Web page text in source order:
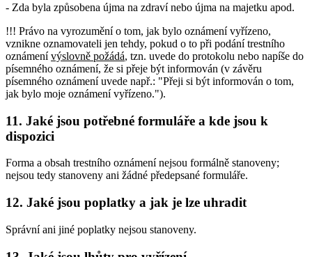
- Zda byla způsobena újma na zdraví nebo újma na majetku apod.
!!! Právo na vyrozumění o tom, jak bylo oznámení vyřízeno,
vznikne oznamovateli jen tehdy, pokud o to při podání trestního
oznámenívýslovně požádá, tzn. uvede do protokolu nebo napíše do
písemného oznámení, že si přeje být informován (v závěru
písemného oznámení uvede např.: "Přeji si být informován o tom,
jak bylo moje oznámení vyřízeno.").
11. Jaké jsou potřebné formuláře a kde jsou k
dispozici
Forma a obsah trestního oznámení nejsou formálně stanoveny;
nejsou tedy stanoveny ani žádné předepsané formuláře.
12. Jaké jsou poplatky a jak je lze uhradit
Správní ani jiné poplatky nejsou stanoveny.